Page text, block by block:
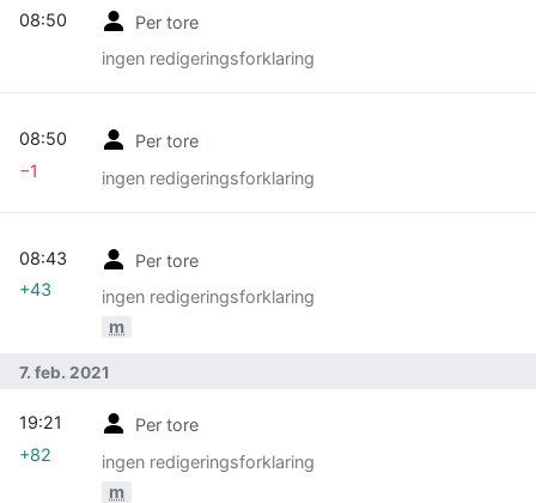
Per tore
ingen redigeringsforklaring
08:50
Per tore
ingen redigeringsforklaring
08:50
−1
Per tore
ingen redigeringsforklaring
m
08:43
+43
7. feb. 2021
Per tore
ingen redigeringsforklaring
m
19:21
+82